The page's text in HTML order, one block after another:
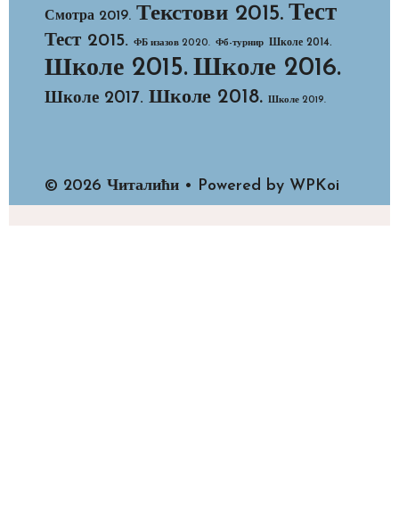
Смотра 2019. Текстови 2015. Тест
Тест 2015. ФБ изазов 2020. Фб-турнир Школе 2014.
Школе 2015. Школе 2016.
Школе 2017. Школе 2018. Школе 2019.
© 2026 Читалићи • Powered by WPKoi